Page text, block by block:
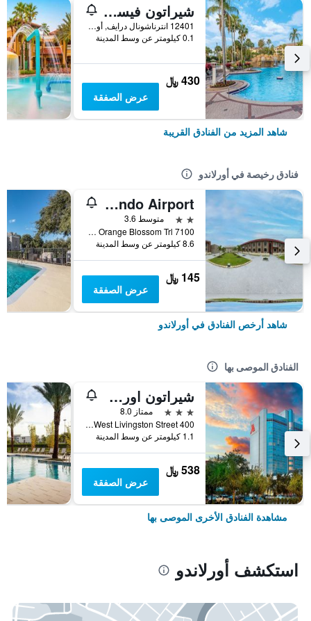
شيراتون فيستانا فيليدجز ريزورت فيلاز،...
12401 انترناشونال درايف, أورلاندو, FL, الولايات المتحدة الأميريكية
0.1 كيلومتر عن وسط المدينة
430 ﷼
عرض الصفقة
شاهد المزيد من الفنادق القريبة
فنادق رخيصة في أورلاندو
OYO Hotel Orlando Airport
2 نجمتين
متوسط 3.6
7100 s Orange Blossom Trl, أورلاندو, FL, الولايات المتحدة الأميريكية
8.6 كيلومتر عن وسط المدينة
145 ﷼
عرض الصفقة
شاهد أرخص الفنادق في أورلاندو
الفنادق الموصى بها
شيراتون اورلاندو داون تاون
3 نجوم
ممتاز 8.0
400 West Livingston Street, أورلاندو, FL, الولايات المتحدة الأميريكية
1.1 كيلومتر عن وسط المدينة
538 ﷼
عرض الصفقة
مشاهدة الفنادق الأخرى الموصى بها
استكشف أورلاندو